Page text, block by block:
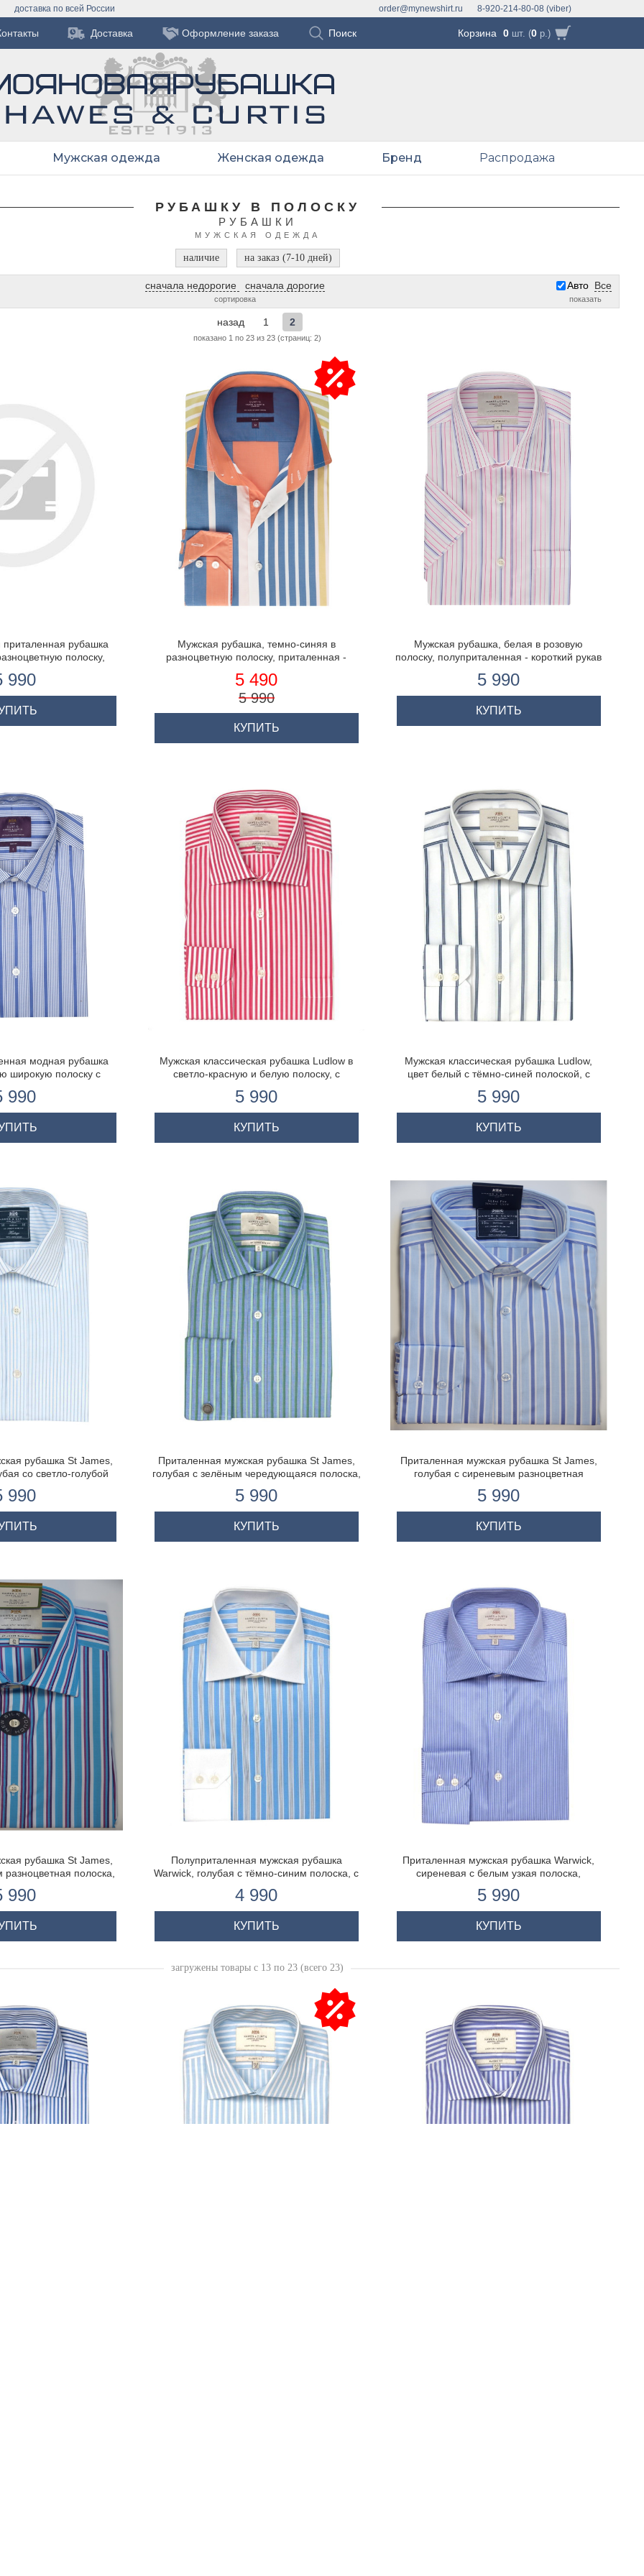
8-920-214-80-08 (viber)
order@mynewshirt.ru
доставка по всей России
Корзина 0 шт. (0 р.)
Доставка Оформление заказа
Мужская одежда Женская одежда Бренд Распродажа
РУБАШКУ В ПОЛОСКУ
РУБАШКИ
МУЖСКАЯ ОДЕЖДА
наличие на заказ (7-10 дней)
Авто Все
показать
сначала недорогие сначала дорогие
сортировка
назад 1 2
показано 1 по 23 из 23 (страниц: 2)
рубашка
полоску,
990
Мужская рубашка, темно-синяя в
разноцветную полоску, приталенная -
5 490
5 990
КУПИТЬ
Мужская рубашка, белая в розовую
полоску, полуприталенная - короткий рукав
5 990
КУПИТЬ
модная рубашка
широкую полоску с
990
Мужская классическая рубашка Ludlow в
светло-красную и белую полоску, с
5 990
КУПИТЬ
Мужская классическая рубашка Ludlow,
цвет белый с тёмно-синей полоской, с
5 990
КУПИТЬ
рубашка St James,
со светло-голубой
990
Приталенная мужская рубашка St James,
голубая с зелёным чередующаяся полоска,
5 990
КУПИТЬ
Приталенная мужская рубашка St James,
голубая с сиреневым разноцветная
5 990
КУПИТЬ
рубашка St James,
полоска,
990
Полуприталенная мужская рубашка
Warwick, голубая с тёмно-синим полоска, с
4 990
КУПИТЬ
Приталенная мужская рубашка Warwick,
сиреневая с белым узкая полоска,
5 990
КУПИТЬ
загружены товары с 13 по 23 (всего 23)